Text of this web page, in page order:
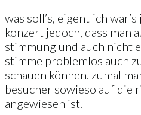
was soll’s, eigentlich
konzert jedoch, dass man
stimmung und auch nicht
stimme problemlos auch
schauen können. zumal
besucher sowieso auf die
angewiesen ist.